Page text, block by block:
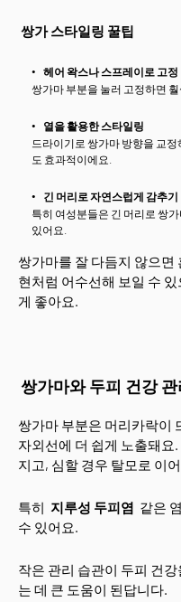
쌍가 스타일링 꿀팁
헤어 왁스나 스프레이로 고정
쌍가마 부분을 눌러 고정하면 훨
열을 활용한 스타일링
드라이기로 쌍가마 방향을 교
도 효과적이에요.
긴 머리로 자연스럽게 감추기
특히 여성분들은 긴 머리로 쌍
있어요.
쌍가마를 잘 다듬지 않으면
현처럼 어수선해 보일 수
게 좋아요.
쌍가마와 두피 건강
쌍가마 부분은 머리카락이
자외선에 더 쉽게 노출돼요
지고, 심할 경우 탈모로 이
특히 지루성 두피염 같은
수 있어요.
작은 관리 습관이 두피 건
는 데 큰 도움이 된답니다.